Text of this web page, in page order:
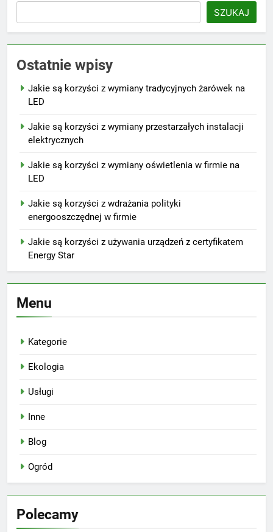
SZUKAJ
Ostatnie wpisy
Jakie są korzyści z wymiany tradycyjnych żarówek na
LED
Jakie są korzyści z wymiany przestarzałych instalacji
elektrycznych
Jakie są korzyści z wymiany oświetlenia w firmie na
LED
Jakie są korzyści z wdrażania polityki
energooszczędnej w firmie
Jakie są korzyści z używania urządzeń z certyfikatem
Energy Star
Menu
Kategorie
Ekologia
Usługi
Inne
Blog
Ogród
Polecamy